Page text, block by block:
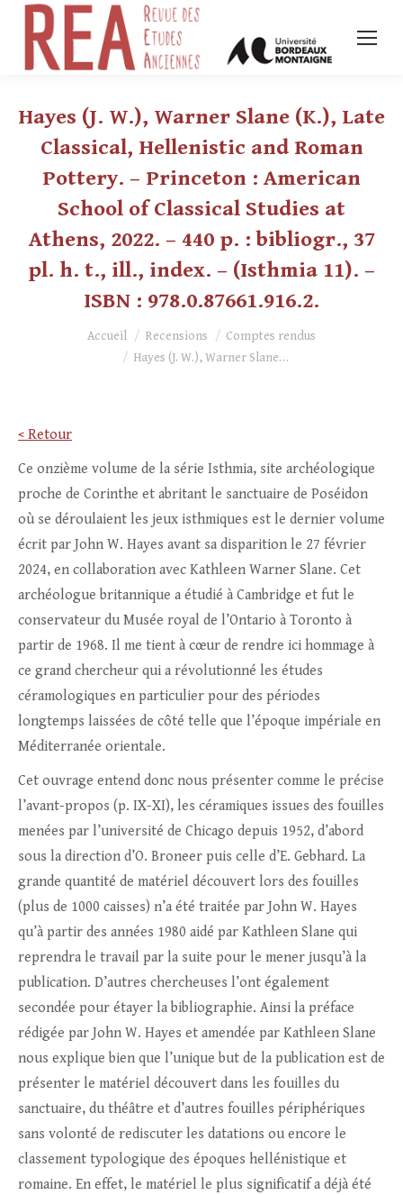
Hayes (J. W.), Warner Slane (K.), Late
Classical, Hellenistic and Roman
Pottery. – Princeton : American
School of Classical Studies at
Athens, 2022. – 440 p. : bibliogr., 37
pl. h. t., ill., index. – (Isthmia 11). –
ISBN : 978.0.87661.916.2.
Vous êtes ici :Accueil Recensions
Comptes rendus
Hayes (J. W.), Warner Slane…
< Retour
Ce onzième volume de la série Isthmia, site archéologique
proche de Corinthe et abritant le sanctuaire de Poséidon
où se déroulaient les jeux isthmiques est le dernier volume
écrit par John W. Hayes avant sa disparition le 27 février
2024, en collaboration avec Kathleen Warner Slane. Cet
archéologue britannique a étudié à Cambridge et fut le
conservateur du Musée royal de l’Ontario à Toronto à
partir de 1968. Il me tient à cœur de rendre ici hommage à
ce grand chercheur qui a révolutionné les études
céramologiques en particulier pour des périodes
longtemps laissées de côté telle que l’époque impériale en
Méditerranée orientale.
Cet ouvrage entend donc nous présenter comme le précise
l’avant-propos (p. IX-XI), les céramiques issues des fouilles
menées par l’université de Chicago depuis 1952, d’abord
sous la direction d’O. Broneer puis celle d’E. Gebhard. La
grande quantité de matériel découvert lors des fouilles
(plus de 1000 caisses) n’a été traitée par John W. Hayes
qu’à partir des années 1980 aidé par Kathleen Slane qui
reprendra le travail par la suite pour le mener jusqu’à la
publication. D’autres chercheuses l’ont également
secondée pour étayer la bibliographie. Ainsi la préface
rédigée par John W. Hayes et amendée par Kathleen Slane
nous explique bien que l’unique but de la publication est de
présenter le matériel découvert dans les fouilles du
sanctuaire, du théâtre et d’autres fouilles périphériques
sans volonté de rediscuter les datations ou encore le
classement typologique des époques hellénistique et
romaine. En effet, le matériel le plus significatif a déjà été